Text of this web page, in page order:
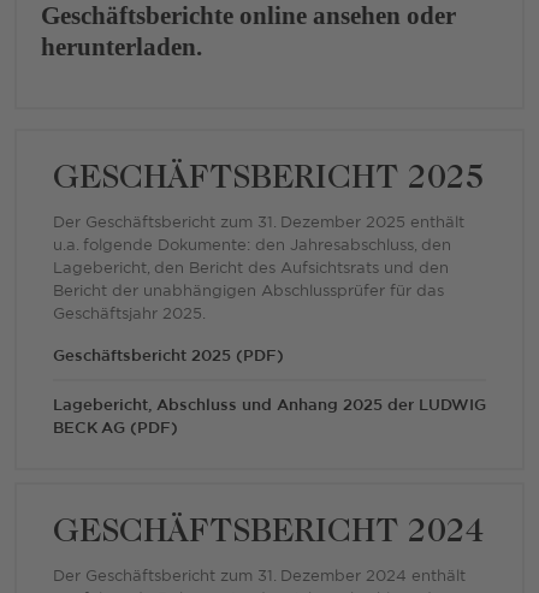
Mobile
Geschäftsberichte online ansehen oder
herunterladen.
GESCHÄFTSBERICHT 2025
Der Geschäftsbericht zum 31. Dezember 2025 enthält
u.a. folgende Dokumente: den Jahresabschluss, den
Lagebericht, den Bericht des Aufsichtsrats und den
Bericht der unabhängigen Abschlussprüfer für das
Geschäftsjahr 2025.
Geschäftsbericht 2025 (PDF)
Lagebericht, Abschluss und Anhang 2025 der LUDWIG
BECK AG (PDF)
GESCHÄFTSBERICHT 2024
Der Geschäftsbericht zum 31. Dezember 2024 enthält